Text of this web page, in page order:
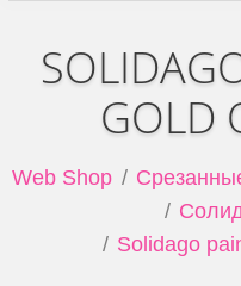
Web Shop
Solidago